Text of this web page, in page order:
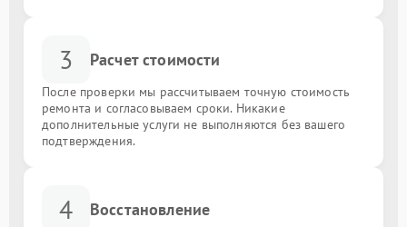
3 Расчет стоимости
После проверки мы рассчитываем точную стоимость
ремонта и согласовываем сроки. Никакие
дополнительные услуги не выполняются без вашего
подтверждения.
4 Восстановление